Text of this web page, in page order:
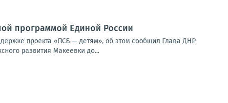
программой Единой России
проекта «ПСБ — детям», об этом сообщил Глава ДНР
развития Макеевки до...